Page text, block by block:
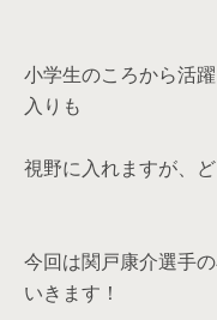
小学生のころから活
入りも
視野に入れますが、
今回は関戸康介選手
いきます！